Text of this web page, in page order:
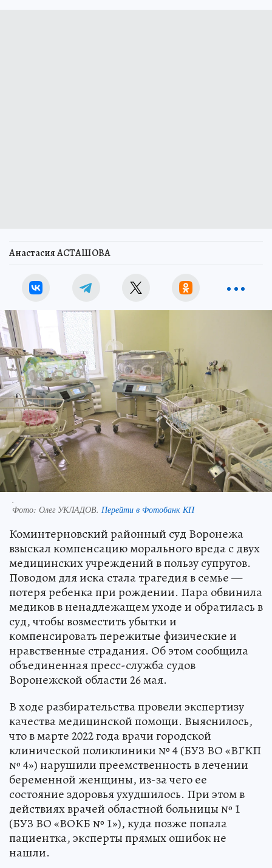
Анастасия АСТАШОВА
.
Фото: Олег УКЛАДОВ. Перейти в Фотобанк КП
Коминтерновский районный суд Воронежа
взыскал компенсацию морального вреда с двух
медицинских учреждений в пользу супругов.
Поводом для иска стала трагедия в семье —
потеря ребенка при рождении. Пара обвинила
медиков в ненадлежащем уходе и обратилась в
суд, чтобы возместить убытки и
компенсировать пережитые физические и
нравственные страдания. Об этом сообщила
объединенная пресс-служба судов
Воронежской области 26 мая.
В ходе разбирательства провели экспертизу
качества медицинской помощи. Выяснилось,
что в марте 2022 года врачи городской
клинической поликлиники № 4 (БУЗ ВО «ВГКП
№ 4») нарушили преемственность в лечении
беременной женщины, из-за чего ее
состояние здоровья ухудшилось. При этом в
действиях врачей областной больницы № 1
(БУЗ ВО «ВОКБ № 1»), куда позже попала
пациентка, эксперты прямых ошибок не
нашли.